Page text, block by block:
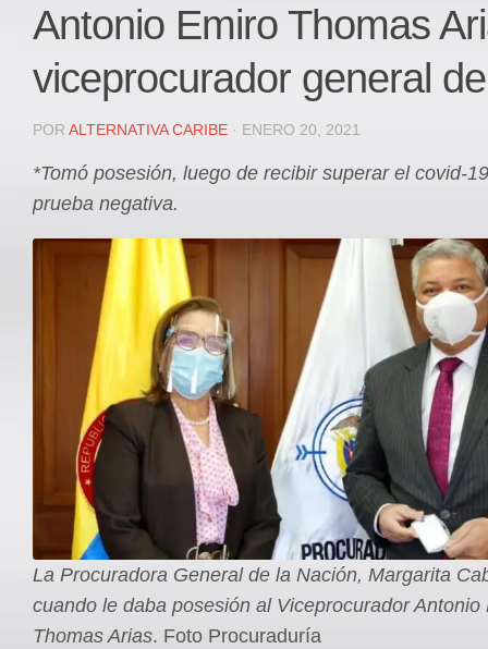
Deportes
JUDICIAL
DEPARTAMENTAL
Internacional
OPINIÓN
Contactenos
Instagram
Registro ISSN: 2711-3299
Antonio Emiro Thomas
viceprocurador general
POR ALTERNATIVA CARIBE · ENERO 20, 2021
*Tomó posesión, luego de recibir superar el covid-
prueba negativa.
La Procuradora General de la Nación, Margarita
cuando le daba posesión al Viceprocurador Antonio
Thomas Arias. Foto Procuraduría